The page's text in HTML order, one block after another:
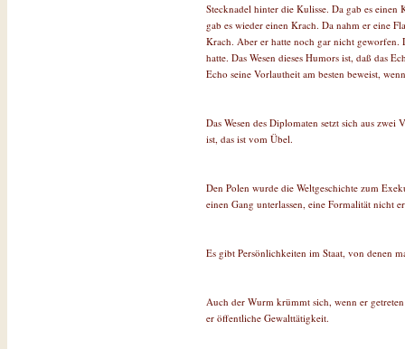
Stecknadel hinter die Kulisse. Da gab es
gab es wieder einen Krach. Da nahm er eine
Krach. Aber er hatte noch gar nicht geworfen.
hatte. Das Wesen dieses Humors ist, daß das
Echo seine Vorlautheit am besten beweist,
Das Wesen des Diplomaten setzt sich aus
ist, das ist vom Übel.
Den Polen wurde die Weltgeschichte zum
einen Gang unterlassen, eine Formalität nicht
Es gibt Persönlichkeiten im Staat, von denen
Auch der Wurm krümmt sich, wenn er
er öffentliche Gewalttätigkeit.